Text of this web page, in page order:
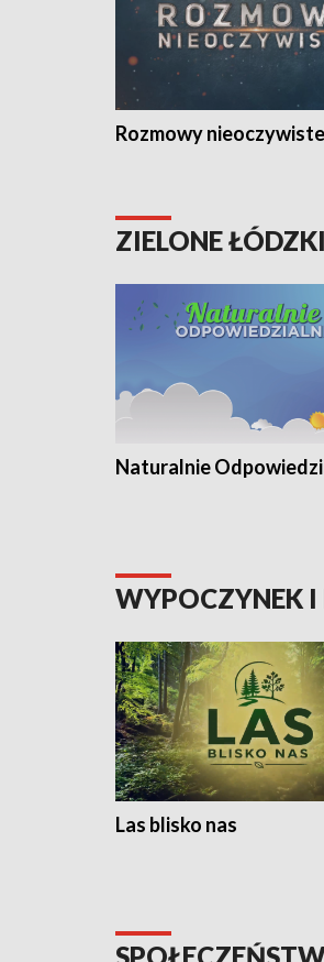
Rozmowy nieoczywiste
ZIELONE
Naturalnie
WYPOCZYNEK I
Las blisko nas